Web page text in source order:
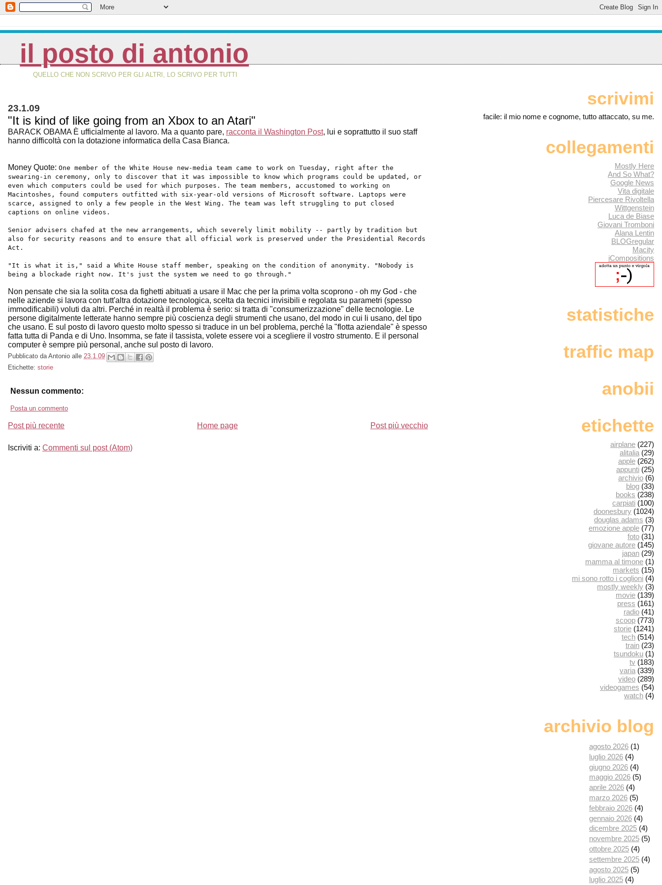
il posto di antonio
QUELLO CHE NON SCRIVO PER GLI ALTRI, LO SCRIVO PER TUTTI
23.1.09
"It is kind of like going from an Xbox to an Atari"
BARACK OBAMA È ufficialmente al lavoro. Ma a quanto pare, racconta il Washington Post, lui e soprattutto il suo staff
hanno difficoltà con la dotazione informatica della Casa Bianca.
Money Quote: One member of the White House new-media team came to work on Tuesday, right after the
swearing-in ceremony, only to discover that it was impossible to know which programs could be updated, or
even which computers could be used for which purposes. The team members, accustomed to working on
Macintoshes, found computers outfitted with six-year-old versions of Microsoft software. Laptops were
scarce, assigned to only a few people in the West Wing. The team was left struggling to put closed
captions on online videos.
Senior advisers chafed at the new arrangements, which severely limit mobility -- partly by tradition but
also for security reasons and to ensure that all official work is preserved under the Presidential Records
Act.
"It is what it is," said a White House staff member, speaking on the condition of anonymity. "Nobody is
being a blockade right now. It's just the system we need to go through."
Non pensate che sia la solita cosa da fighetti abituati a usare il Mac che per la prima volta scoprono - oh my God - che
nelle aziende si lavora con tutt'altra dotazione tecnologica, scelta da tecnici invisibili e regolata su parametri (spesso
immodificabili) voluti da altri. Perché in realtà il problema è serio: si tratta di "consumerizzazione" delle tecnologie. Le
persone digitalmente letterate hanno sempre più coscienza degli strumenti che usano, del modo in cui li usano, del tipo
che usano. E sul posto di lavoro questo molto spesso si traduce in un bel problema, perché la "flotta aziendale" è spesso
fatta tutta di Panda e di Uno. Insomma, se fate il tassista, volete essere voi a scegliere il vostro strumento. E il personal
computer è sempre più personal, anche sul posto di lavoro.
Pubblicato da Antonio alle 23.1.09
Etichette: storie
Nessun commento:
Posta un commento
Post più recente Post più vecchio
Home page
Iscriviti a: Commenti sul post (Atom)
scrivimi
facile: il mio nome e cognome, tutto attaccato, su me.
collegamenti
Mostly Here
And So What?
Google News
Vita digitale
Piercesare Rivoltella
Wittgenstein
Luca de Biase
Giovani Tromboni
Alana Lentin
BLOGregular
Macity
iCompositions
statistiche
traffic map
anobii
etichette
airplane (227)
alitalia (29)
apple (262)
appunti (25)
archivio (6)
blog (33)
books (238)
carpiati (100)
doonesbury (1024)
douglas adams (3)
emozione apple (77)
foto (31)
giovane autore (145)
japan (29)
mamma al timone (1)
markets (15)
mi sono rotto i coglioni (4)
mostly weekly (3)
movie (139)
press (161)
radio (41)
scoop (773)
storie (1241)
tech (514)
train (23)
tsundoku (1)
tv (183)
varia (339)
video (289)
videogames (54)
watch (4)
archivio blog
agosto 2026 (1)
luglio 2026 (4)
giugno 2026 (4)
maggio 2026 (5)
aprile 2026 (4)
marzo 2026 (5)
febbraio 2026 (4)
gennaio 2026 (4)
dicembre 2025 (4)
novembre 2025 (5)
ottobre 2025 (4)
settembre 2025 (4)
agosto 2025 (5)
luglio 2025 (4)